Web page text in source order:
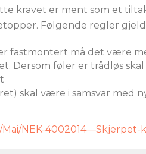
kravet er ment som et
Følgende regler
fastmontert må det være
føler er trådløs skal
skal være i samsvar med
NEK-